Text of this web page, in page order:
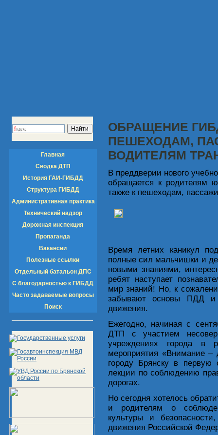
Главная
Сводка ДТП
История ГАИ-ГИБДД
Структура ГИБДД
Административная практика
Технический надзор
Дорожная инспекция
Пропаганда
Вакансии
Полезные ссылки
Отдельный батальон ДПС
С благодарностью к ГИБДД
Часто задаваемые вопросы
Поиск
ОБРАЩЕНИЕ
ПЕШЕХОДАМ,
ВОДИТЕЛЯМ
В преддверии нового
обращается к родителям
также к пешеходам,
Время летних каникул
полные сил мальчишки и
новыми знаниями,
ребят наступает
мир знаний! Но, к
забывают основы ПДД и
движения.
Ежегодно, начиная с
ДТП с участием
учреждениях города в
мероприятия «Внимание –
городу Брянску в
лекции по соблюдению
дорогах.
Но сегодня хотелось
и родителям о
культуры и
движения Российской